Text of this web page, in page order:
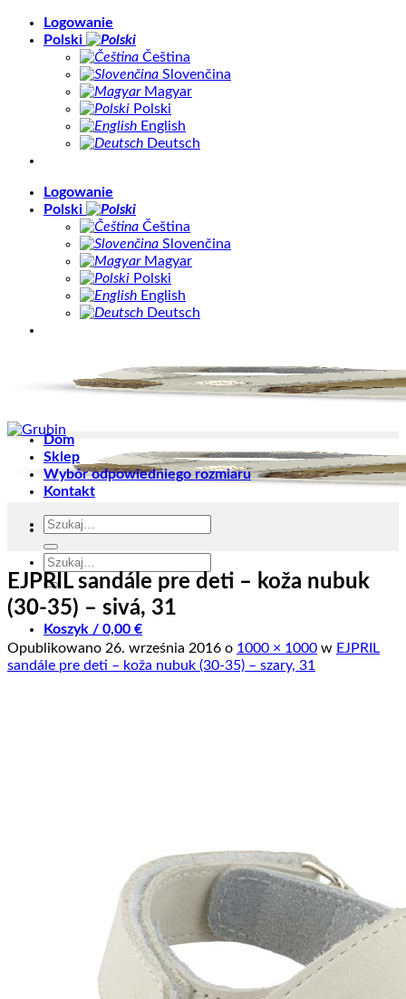
Skip
Logowanie
Polski
Čeština
Slovenčina
Magyar
Polski
English
Deutsch
Logowanie
Polski
Čeština
Slovenčina
Magyar
Polski
English
Deutsch
Szukaj:
Koszyk / 0,00 €
Dom
Sklep
Wybór odpowiedniego rozmiaru
Kontakt
Szukaj:
EJPRIL sandále pre deti – koža nubuk
(30-35) – sivá, 31
Opublikowano 26. września 2016 o 1000 × 1000 w EJPRIL
sandále pre deti – koža nubuk (30-35) – szary, 31